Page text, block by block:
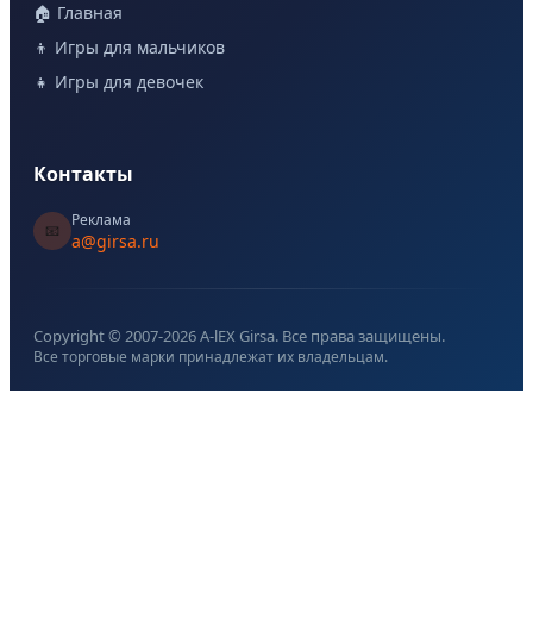
🏠 Главная
👦 Игры для мальчиков
👧 Игры для девочек
Контакты
📧
Реклама
a@girsa.ru
Copyright © 2007-2026A-lEX Girsa. Все права защищены.
Все торговые марки принадлежат их владельцам.